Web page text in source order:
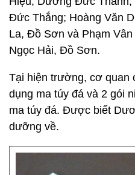
Đức Thắng; Hoàng Văn
La, Đồ Sơn và Phạm
Ngọc Hải, Đồ Sơn.
Tại hiện trường, cơ quan
dụng ma túy đá và 2 gói
ma túy đá. Được biết
dưỡng về.